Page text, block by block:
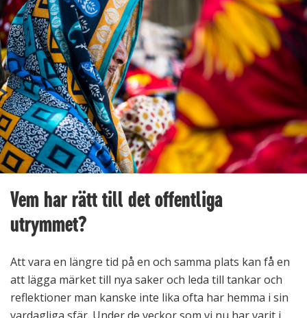
Vem har rätt till det offentliga
utrymmet?
Att vara en längre tid på en och samma plats kan få en
att lägga märket till nya saker och leda till tankar och
reflektioner man kanske inte lika ofta har hemma i sin